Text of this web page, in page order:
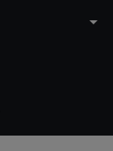
arrow_drop_down